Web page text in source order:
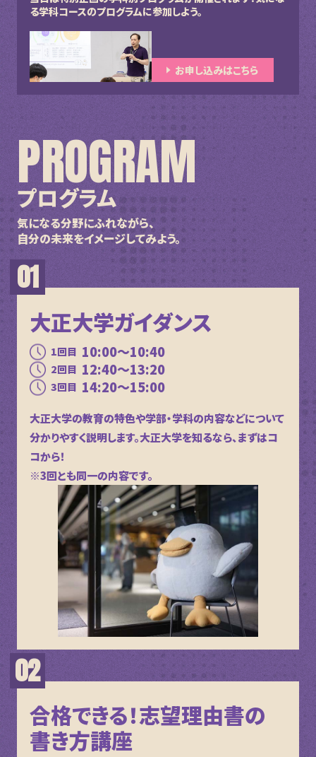
る学科コースのプログラムに参加しよう。
お申し込みはこちら
PROGRAM
プログラム
気になる分野にふれながら、
自分の未来をイメージしてみよう。
大正大学ガイダンス
1回目 10:00～10:40
2回目 12:40～13:20
3回目 14:20～15:00
大正大学の教育の特色や学部・学科の内容などについて
分かりやすく説明します。大正大学を知るなら、まずはコ
コから！
※3回とも同一の内容です。
合格できる！志望理由書の
書き方講座